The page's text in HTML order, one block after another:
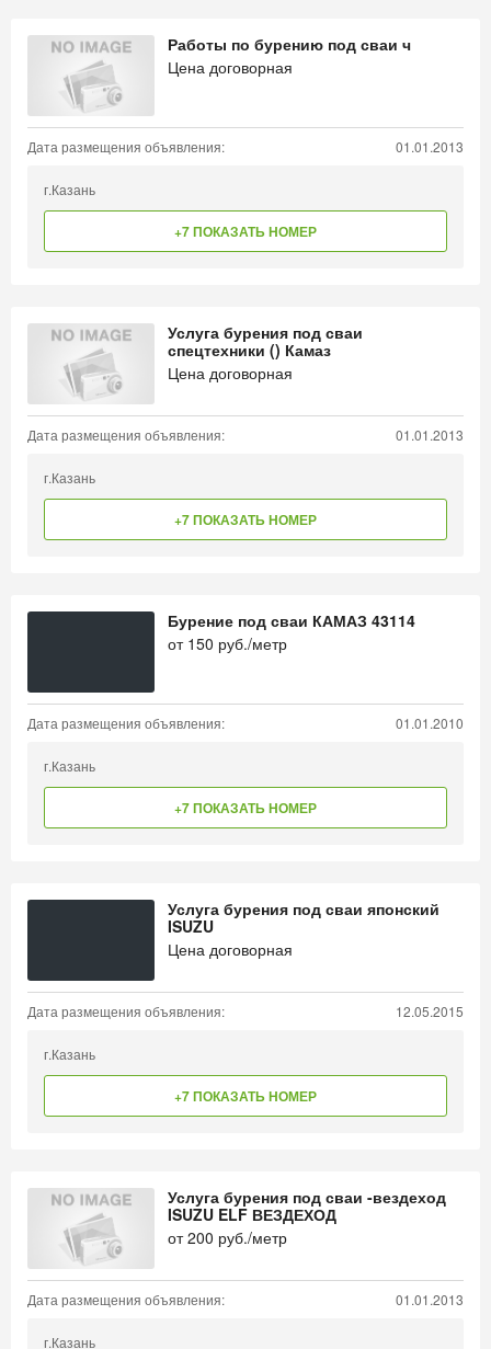
Работы по бурению под сваи ч
Цена договорная
Дата размещения объявления: 01.01.2013
г.Казань
+7 ПОКАЗАТЬ НОМЕР
Услуга бурения под сваи
спецтехники () Камаз
Цена договорная
Дата размещения объявления: 01.01.2013
г.Казань
+7 ПОКАЗАТЬ НОМЕР
Бурение под сваи КАМАЗ 43114
от 150 руб./метр
Дата размещения объявления: 01.01.2010
г.Казань
+7 ПОКАЗАТЬ НОМЕР
Услуга бурения под сваи японский
ISUZU
Цена договорная
Дата размещения объявления: 12.05.2015
г.Казань
+7 ПОКАЗАТЬ НОМЕР
Услуга бурения под сваи -вездеход
ISUZU ELF ВЕЗДЕХОД
от200 руб./метр
Дата размещения объявления: 01.01.2013
г.Казань